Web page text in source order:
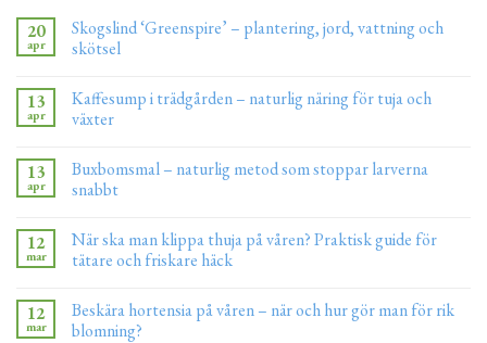
20
apr
Skogslind ‘Greenspire’ – plantering, jord, vattning och
skötsel
13
apr
Kaffesump i trädgården – naturlig näring för tuja och
växter
13
apr
Buxbomsmal – naturlig metod som stoppar larverna
snabbt
12
mar
När ska man klippa thuja på våren? Praktisk guide för
tätare och friskare häck
12
mar
Beskära hortensia på våren – när och hur gör man för rik
blomning?